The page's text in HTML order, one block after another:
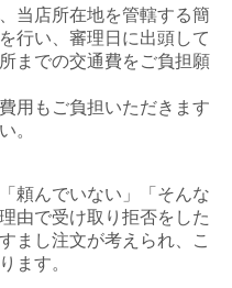
当店所在地を管轄する簡
行い、審理日に出頭して
までの交通費をご負担願
用もご負担いただきます
。
頼んでいない」「そんな
由で受け取り拒否をした
まし注文が考えられ、こ
ます。